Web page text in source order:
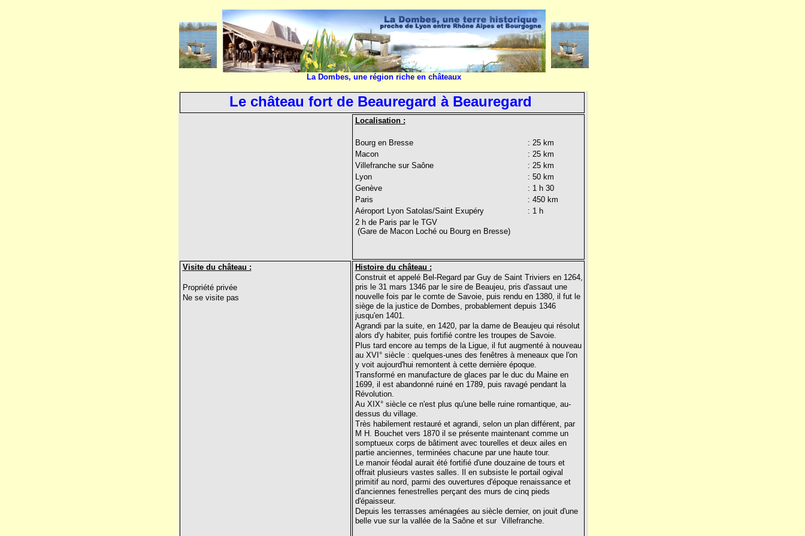
La Dombes, une région riche en châteaux
Le château fort de Beauregard à Beauregard
Localisation :
Bourg en Bresse
: 25 km
Macon
: 25 km
Villefranche sur Saône
: 25 km
Lyon
: 50 km
Genève
: 1 h 30
Paris
: 450 km
Aéroport Lyon Satolas/Saint Exupéry
: 1 h
2 h de Paris par le TGV
(Gare de Macon Loché ou Bourg en Bresse)
Visite du château :
Propriété privée
Ne se visite pas
Histoire du château :
Construit et appelé Bel-Regard par Guy de Saint Triviers en 1264,
pris le 31 mars 1346 par le sire de Beaujeu, pris d'assaut une
nouvelle fois par le comte de Savoie, puis rendu en 1380, il fut le
siège de la justice de Dombes, probablement depuis 1346
jusqu'en 1401.
Agrandi par la suite, en 1420, par la dame de Beaujeu qui résolut
alors d'y habiter, puis fortifié contre les troupes de Savoie.
Plus tard encore au temps de la Ligue, il fut augmenté à nouveau
au XVI° siècle : quelques-unes des fenêtres à meneaux que l'on
y voit aujourd'hui remontent à cette dernière époque.
Transformé en manufacture de glaces par le duc du Maine en
1699, il est abandonné ruiné en 1789, puis ravagé pendant la
Révolution.
Au XIX° siècle ce n'est plus qu'une belle ruine romantique, au-
dessus du village.
Très habilement restauré et agrandi, selon un plan différent, par
M H. Bouchet vers 1870 il se présente maintenant comme un
somptueux corps de bâtiment avec tourelles et deux ailes en
partie anciennes, terminées chacune par une haute tour.
Le manoir féodal aurait été fortifié d'une douzaine de tours et
offrait plusieurs vastes salles. Il en subsiste le portail ogival
primitif au nord, parmi des ouvertures d'époque renaissance et
d'anciennes fenestrelles perçant des murs de cinq pieds
d'épaisseur.
Depuis les terrasses aménagées au siècle dernier, on jouit d'une
belle vue sur la vallée de la Saône et sur Villefranche.